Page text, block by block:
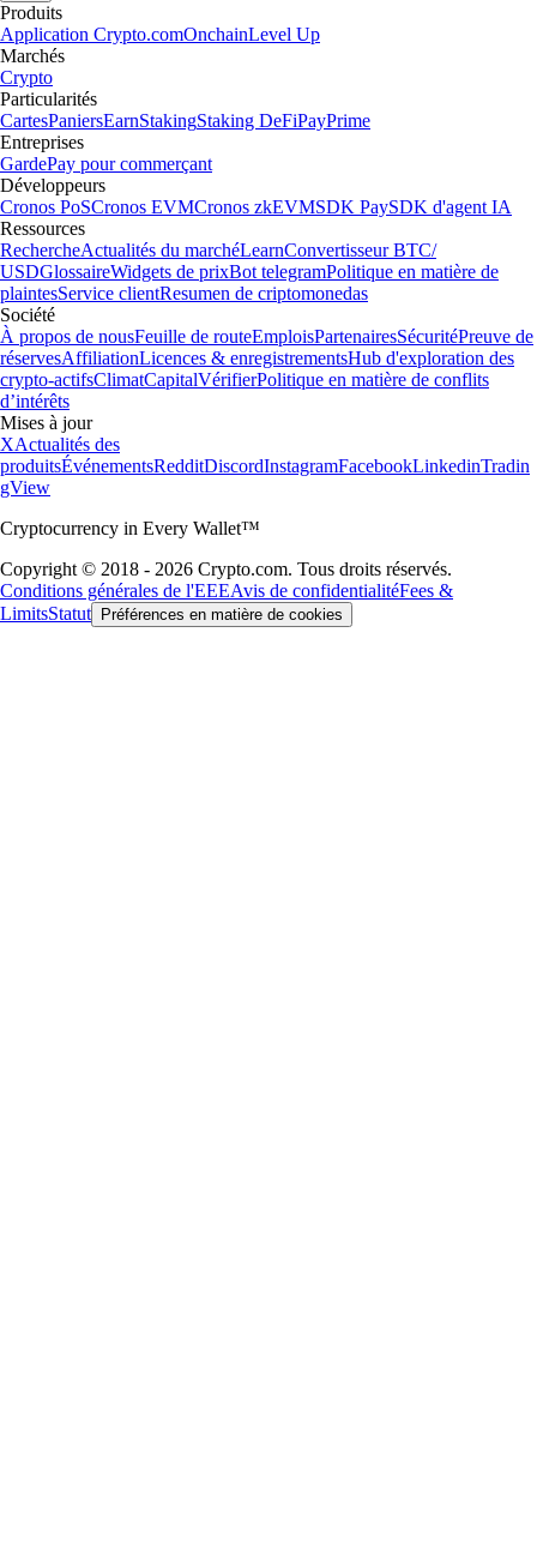
Produits
Application Crypto.comOnchainLevel Up
Marchés
Crypto
Particularités
CartesPaniersEarnStakingStaking DeFiPayPrime
Entreprises
GardePay pour commerçant
Développeurs
Cronos PoSCronos EVMCronos zkEVMSDK PaySDK d'agent IA
Ressources
RechercheActualités du marchéLearnConvertisseur BTC/
USDGlossaireWidgets de prixBot telegramPolitique en matière de
plaintesService clientResumen de criptomonedas
Société
À propos de nousFeuille de routeEmploisPartenairesSécuritéPreuve de
réservesAffiliationLicences & enregistrementsHub d'exploration des
crypto-actifsClimatCapitalVérifierPolitique en matière de conflits
d’intérêts
Mises à jour
XActualités des
produitsÉvénementsRedditDiscordInstagramFacebookLinkedinTradin
gView
Cryptocurrency in Every Wallet™
Copyright © 2018 - 2026 Crypto.com. Tous droits réservés.
Conditions générales de l'EEEAvis de confidentialitéFees &
LimitsStatut Préférences en matière de cookies